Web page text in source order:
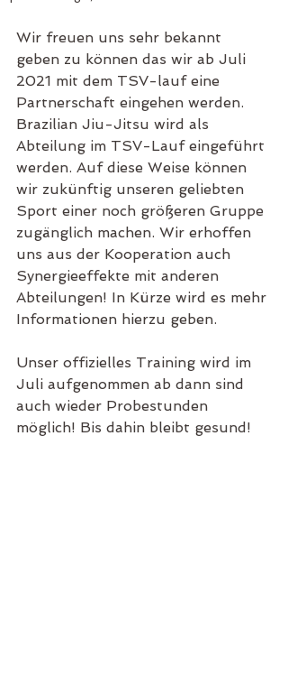
Wir freuen uns sehr bekannt
geben zu können das wir ab Juli
2021 mit dem TSV-lauf eine
Partnerschaft eingehen werden.
Brazilian Jiu-Jitsu wird als
Abteilung im TSV-Lauf eingeführt
werden. Auf diese Weise können
wir zukünftig unseren geliebten
Sport einer noch größeren Gruppe
zugänglich machen. Wir erhoffen
uns aus der Kooperation auch
Synergieeffekte mit anderen
Abteilungen! In Kürze wird es mehr
Informationen hierzu geben.
Unser offizielles Training wird im
Juli aufgenommen ab dann sind
auch wieder Probestunden
möglich! Bis dahin bleibt gesund!